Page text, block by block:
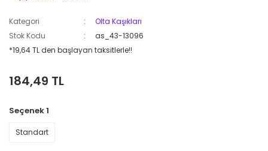
Kategori
Olta Kaşıkları
Stok Kodu
as_43-13096
*19,64 TL den başlayan taksitlerle!!
184,49 TL
Seçenek 1
Standart